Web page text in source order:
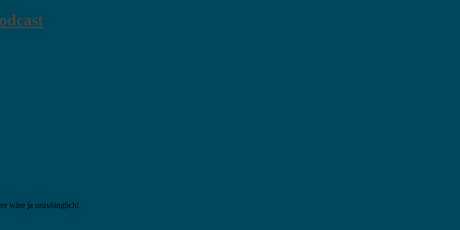
wäre ja unzulänglich!